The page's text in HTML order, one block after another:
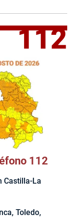
112
112
Castilla-La
Toledo,